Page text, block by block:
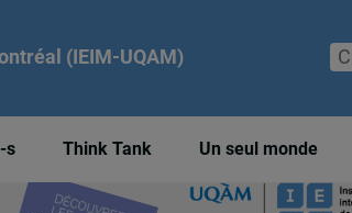
(IEIM-UQAM)
s Think Tank Un seul monde